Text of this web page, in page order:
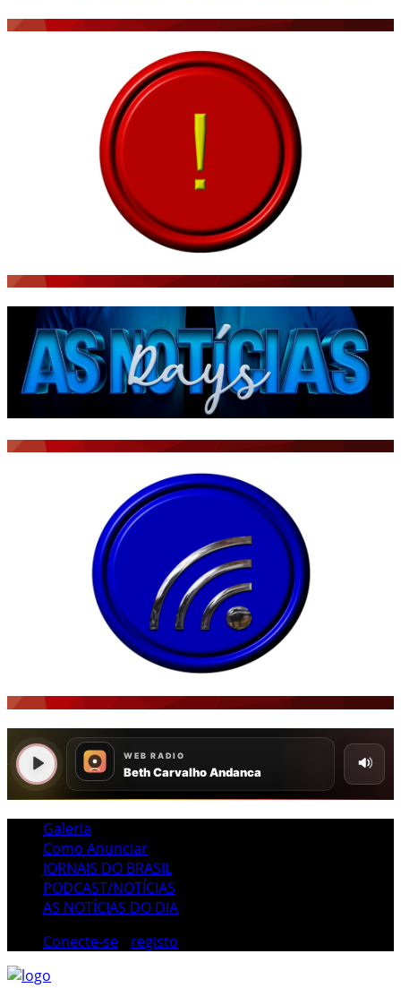
Galeria
Como Anunciar
JORNAIS DO BRASIL
PODCAST/NOTÍCIAS
AS NOTÍCIAS DO DIA
Conecte-se
registo